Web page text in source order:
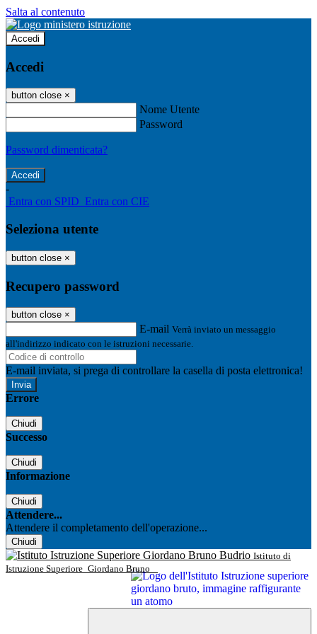
Salta al contenuto
Accedi
Accedi
button close ×
Nome Utente
Password
Password dimenticata?
-
Entra con SPID Entra con CIE
Seleziona utente
button close ×
Recupero password
button close ×
E-mail Verrà inviato un messaggio
all'indirizzo indicato con le istruzioni necessarie.
E-mail inviata, si prega di controllare la casella di posta elettronica!
Errore
Chiudi
Successo
Chiudi
Informazione
Chiudi
Attendere...
Attendere il completamento dell'operazione...
Chiudi
Istituto di
Istruzione Superiore Giordano Bruno